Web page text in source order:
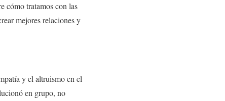
cómo tratamos con las
mejores relaciones y
y el altruismo en el
en grupo, no